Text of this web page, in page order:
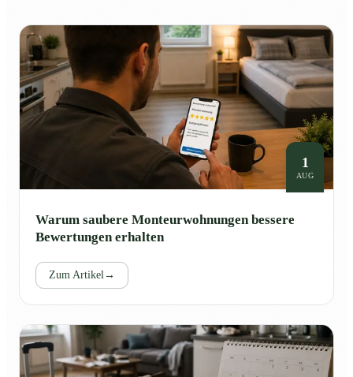
1
AUG
Warum saubere Monteurwohnungen bessere
Bewertungen erhalten
Zum Artikel→